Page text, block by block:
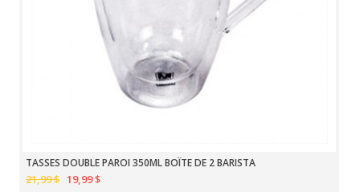
TASSES DOUBLE PAROI 350ML BOÎTE DE 2 BARISTA
21,99 $ 19,99 $